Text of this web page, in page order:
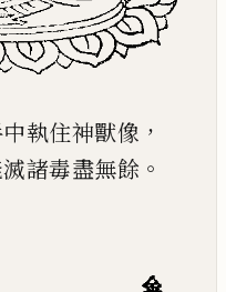
執住神獸像 ，
諸毒盡無餘 。